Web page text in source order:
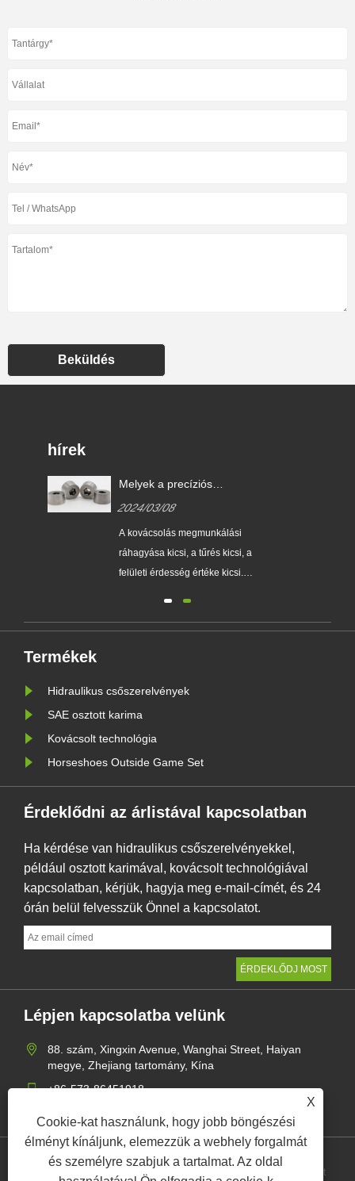
Beküldés
X
Cookie-kat használunk, hogy jobb böngészési
élményt kínáljunk, elemezzük a webhely forgalmát
és személyre szabjuk a tartalmat. Az oldal
hírek
Melyek a precíziós
a közönséges kovácsoláshoz
képest?
2024/03/08
A kovácsolás megmunkálási
ráhagyása kicsi, a tűrés kicsi, a
felületi érdesség értéke kicsi.
megmunkálását, így
Termékek
Hidraulikus csőszerelvények
SAE osztott karima
Kovácsolt technológia
Horseshoes Outside Game Set
Érdeklődni az árlistával kapcsolatban
Ha kérdése van hidraulikus csőszerelvényekkel,
például osztott karimával, kovácsolt technológiával
kapcsolatban, kérjük, hagyja meg e-mail-címét, és 24
órán belül felvesszük Önnel a kapcsolatot.
Lépjen kapcsolatba velünk
88. szám, Xingxin Avenue, Wanghai Street, Haiyan
megye, Zhejiang tartomány, Kína
+86-573-86451918
Adatvédelmi szabályzat